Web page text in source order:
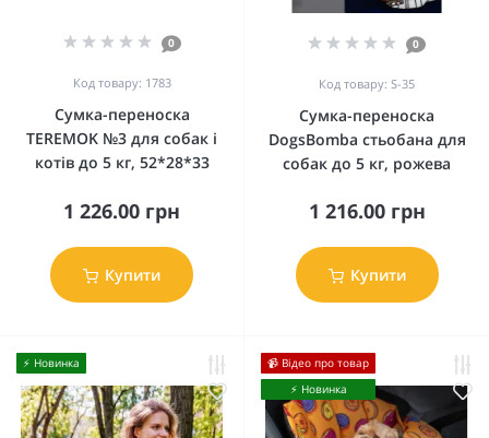
0
Код товару: 1783
Сумка-переноска
TEREMOK №3 для собак і
котів до 5 кг, 52*28*33
1 226.00 грн
Купити
0
Код товару: S-35
Сумка-переноска
DogsBomba стьобана для
собак до 5 кг, рожева
1 216.00 грн
Купити
⚡️ Новинка
📹 Відео про товар
⚡️ Новинка